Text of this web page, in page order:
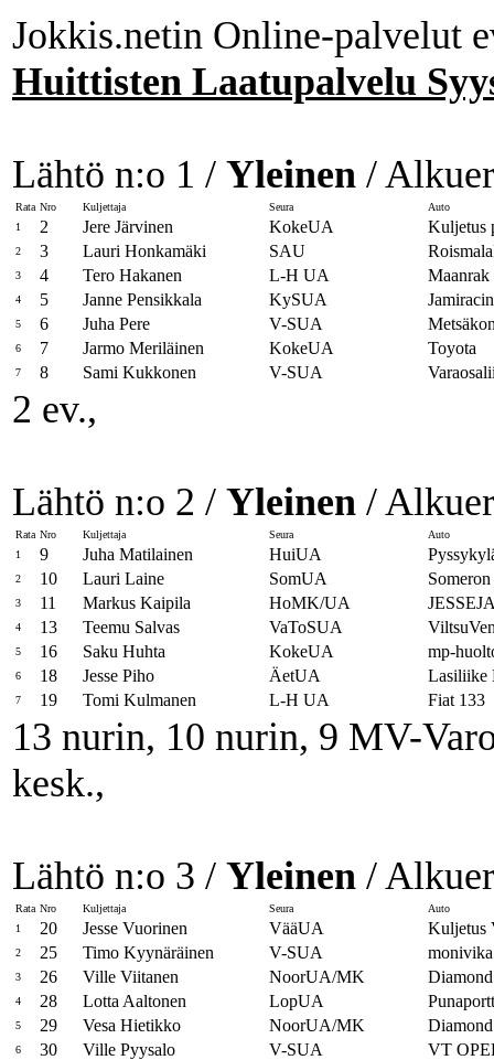
Jokkis.netin Online-palvelut
Huittisten Laatupalvelu
Lähtö n:o 1 / Yleinen /
Rata Nro Kuljettaja Seura
Auto
1
2 Jere Järvinen KokeUA Kuljetus
2 3 Lauri Honkamäki SAU
3 4 Tero Hakanen L-H UA Maanrak
4 5 Janne Pensikkala KySUA
5 6 Juha Pere V-SUA
6 7 Jarmo Meriläinen KokeUA Toyota
7 8 Sami Kukkonen V-SUA
2 ev.,
Lähtö n:o 2 / Yleinen /
Rata Nro Kuljettaja Seura
Auto
1
9 Juha Matilainen HuiUA
2 10 Lauri Laine SomUA
3 11 Markus Kaipila HoMK/UA
4 13 Teemu Salvas VaToSUA
5 16 Saku Huhta KokeUA mp-
6 18 Jesse Piho ÄetUA Lasiliike
7 19 Tomi Kulmanen L-H UA Fiat 133
13 nurin, 10 nurin, 9 MV-
kesk.,
Lähtö n:o 3 / Yleinen /
Rata Nro Kuljettaja Seura
Auto
1
20 Jesse Vuorinen VääUA Kuljetus
2 25 Timo Kyynäräinen V-SUA
3 26 Ville Viitanen NoorUA/MK
4 28 Lotta Aaltonen LopUA
5 29 Vesa Hietikko NoorUA/MK
6 30 Ville Pyysalo V-SUA VT